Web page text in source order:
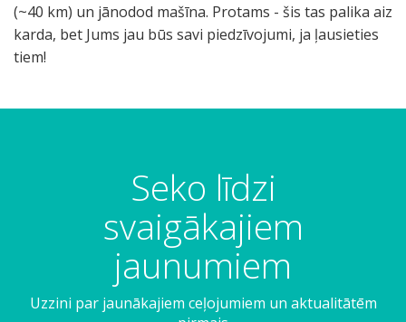
(~40 km) un jānodod mašīna. Protams - šis tas palika aiz
karda, bet Jums jau būs savi piedzīvojumi, ja ļausieties
tiem!
Seko līdzi
svaigākajiem
jaunumiem
Uzzini par jaunākajiem ceļojumiem un aktualitātēm